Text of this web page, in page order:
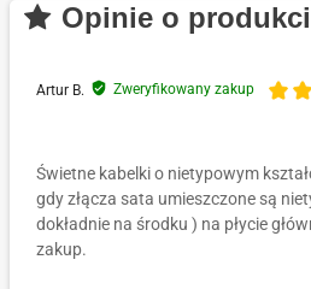
Opinie o
Artur B. Zweryfikowany zakup
Świetne kabelki o nietypowym
gdy złącza sata umieszczone są
dokładnie na środku ) na płycie
zakup.